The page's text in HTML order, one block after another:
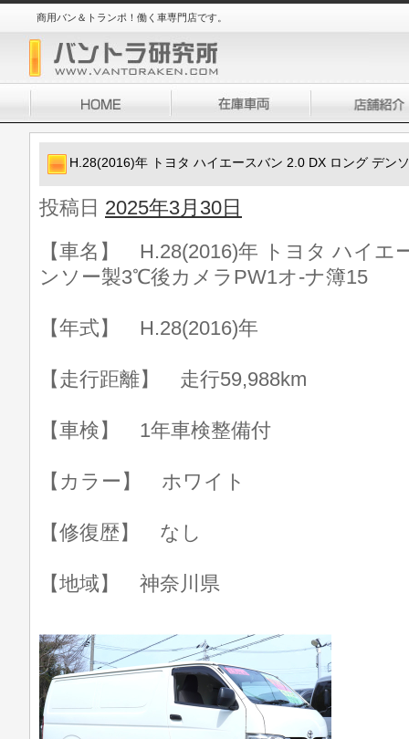
商用バン＆トランポ！働く車専門店です。
H.28(2016)年 トヨタ ハイエースバン 2.0 DX ロング デン
投稿日 2025年3月30日
【車名】 H.28(2016)年 トヨタ ハイエ
ンソー製3℃後カメラPW1オ-ナ簿15
【年式】 H.28(2016)年
【走行距離】 走行59,988km
【車検】 1年車検整備付
【カラー】 ホワイト
【修復歴】 なし
【地域】 神奈川県